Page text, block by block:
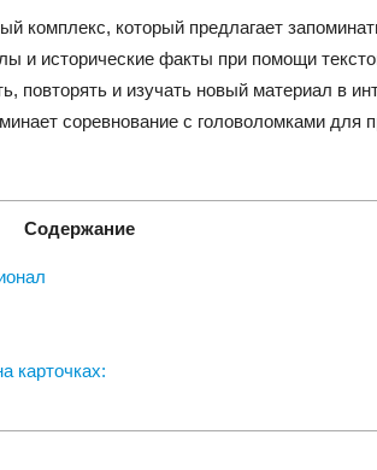
комплекс, который предлагает
и исторические факты при помощи
повторять и изучать новый материал в
соревнование с головоломками для
Содержание
карточках: